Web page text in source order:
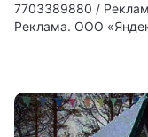
7703389880 /
Реклама. ООО